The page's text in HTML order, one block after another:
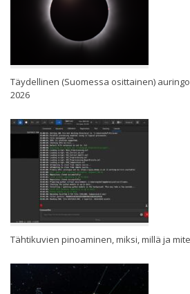
Täydellinen (Suomessa osittainen)
2026
Tähtikuvien pinoaminen, miksi, millä ja